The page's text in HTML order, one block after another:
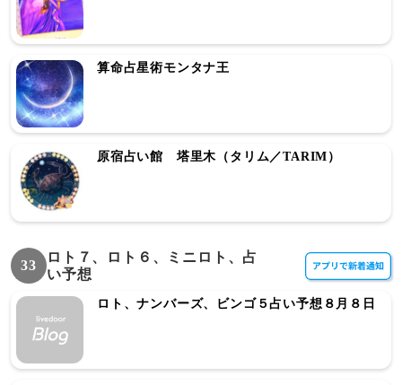
算命占星術モンタナ王
原宿占い館 塔里木（タリム／TARIM）
33
ロト７、ロト６、ミニロト、占
い予想
ロト、ナンバーズ、ビンゴ５占い予想８月８日